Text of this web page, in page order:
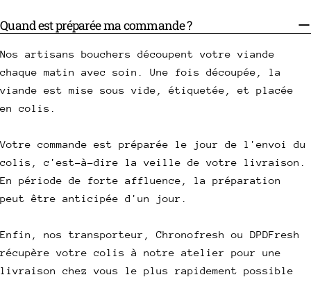
Quand est préparée ma commande ?
Nos artisans bouchers découpent votre viande
chaque matin avec soin. Une fois découpée, la
viande est mise sous vide, étiquetée, et placée
en colis.
Votre commande est préparée le jour de l'envoi du
colis, c'est-à-dire la veille de votre livraison.
En période de forte affluence, la préparation
peut être anticipée d'un jour.
Enfin, nos transporteur, Chronofresh ou DPDFresh
récupère votre colis à notre atelier pour une
livraison chez vous le plus rapidement possible